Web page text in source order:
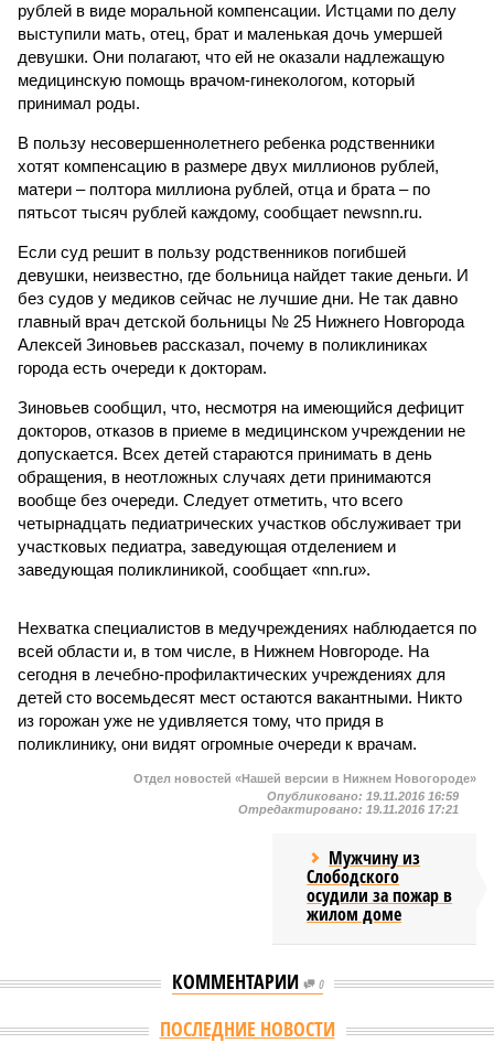
рублей в виде моральной компенсации. Истцами по делу
выступили мать, отец, брат и маленькая дочь умершей
девушки. Они полагают, что ей не оказали надлежащую
медицинскую помощь врачом-гинекологом, который
принимал роды.
В пользу несовершеннолетнего ребенка родственники
хотят компенсацию в размере двух миллионов рублей,
матери – полтора миллиона рублей, отца и брата – по
пятьсот тысяч рублей каждому, сообщает newsnn.ru.
Если суд решит в пользу родственников погибшей
девушки, неизвестно, где больница найдет такие деньги. И
без судов у медиков сейчас не лучшие дни. Не так давно
главный врач детской больницы № 25 Нижнего Новгорода
Алексей Зиновьев рассказал, почему в поликлиниках
города есть очереди к докторам.
Зиновьев сообщил, что, несмотря на имеющийся дефицит
докторов, отказов в приеме в медицинском учреждении не
допускается. Всех детей стараются принимать в день
обращения, в неотложных случаях дети принимаются
вообще без очереди. Следует отметить, что всего
четырнадцать педиатрических участков обслуживает три
участковых педиатра, заведующая отделением и
заведующая поликлиникой, сообщает «nn.ru».
Нехватка специалистов в медучреждениях наблюдается по
всей области и, в том числе, в Нижнем Новгороде. На
сегодня в лечебно-профилактических учреждениях для
детей сто восемьдесят мест остаются вакантными. Никто
из горожан уже не удивляется тому, что придя в
поликлинику, они видят огромные очереди к врачам.
Отдел новостей «Нашей версии в Нижнем Новогороде»
Опубликовано: 19.11.2016 16:59
Отредактировано: 19.11.2016 17:21
Мужчину из
Слободского
осудили за пожар в
жилом доме
КОММЕНТАРИИ 0
ПОСЛЕДНИЕ НОВОСТИ